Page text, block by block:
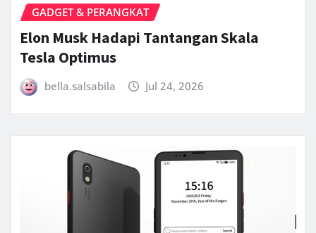
GADGET & PERANGKAT
Elon Musk Hadapi Tantangan Skala
Tesla Optimus
bella.salsabila Jul 24, 2026